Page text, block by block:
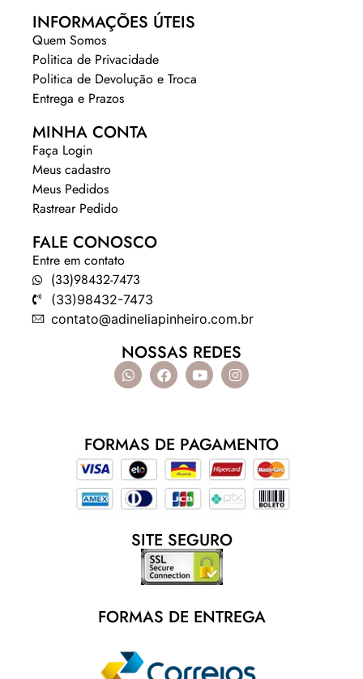
INFORMAÇÕES ÚTEIS
Quem Somos
Politica de Privacidade
Politica de Devolução e Troca
Entrega e Prazos
MINHA CONTA
Faça Login
Meus cadastro
Meus Pedidos
Rastrear Pedido
FALE CONOSCO
Entre em contato
(33)98432-7473
(33)98432-7473
contato@adineliapinheiro.com.br
NOSSAS REDES
FORMAS DE PAGAMENTO
SITE SEGURO
FORMAS DE ENTREGA